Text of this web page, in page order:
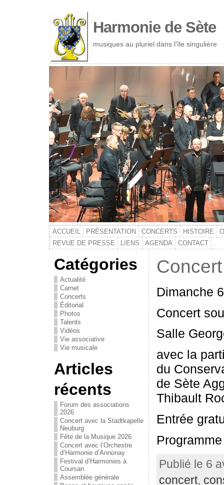
Harmonie de Sète
musiques au pluriel dans l’île singulière
ACCUEIL PRÉSENTATION CONCERTS HISTOIRE
REVUE DE PRESSE
LIENS AGENDA CONTACT
Catégories
Actualité
Carnet
Concerts
Éditorial
Photos
Talents
Vidéos
Vie associative
Vie musicale
Articles
récents
Forum des associations
2026
Concert avec la Stadtkapelle
Neuburg
Fête de la Musique 2026
Concert avec l’Orchestre
d’Harmonie d’Annonay
Festival d’Harmonies à
Coursan
Assemblée générale
Dimanche
Concert
Salle
avec la
du
de Sète
Thibault
Entrée
Publié le 6
concert,